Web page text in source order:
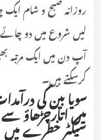
روزانہ صبح و شام ایک
لیں شروع میں دو چائے
آپ دن میں ایک مرتبہ
کرسکتے ہیں۔
سویا بین کی
میں اتارچڑھاؤ
سیکٹر خطرے میں